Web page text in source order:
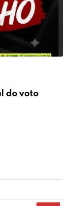
do voto